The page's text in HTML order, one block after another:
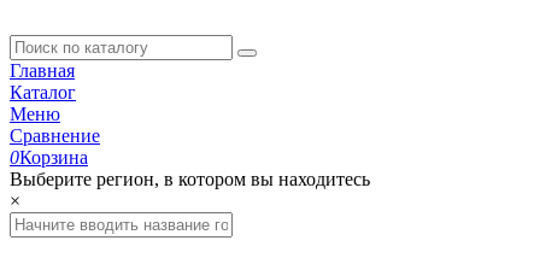
Главная
Каталог
Меню
Сравнение
0Корзина
Выберите регион, в котором вы находитесь
×